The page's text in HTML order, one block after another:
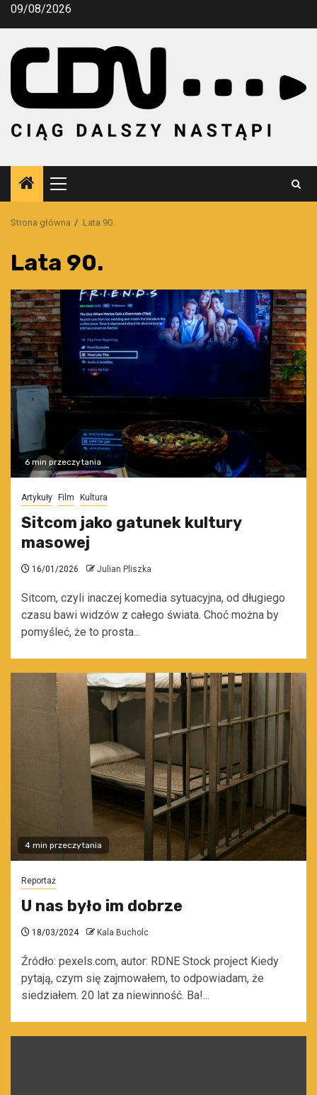
Przejdź
09/08/2026
Menu
główne
Strona główna Lata 90.
Lata 90.
6 min przeczytania
Artykuły Film Kultura
Sitcom jako gatunek kultury
masowej
16/01/2026 Julian Pliszka
Sitcom, czyli inaczej komedia sytuacyjna, od długiego
czasu bawi widzów z całego świata. Choć można by
pomyśleć, że to prosta...
4 min przeczytania
Reportaż
U nas było im dobrze
18/03/2024 Kala Bucholc
Źródło: pexels.com, autor: RDNE Stock project Kiedy
pytają, czym się zajmowałem, to odpowiadam, że
siedziałem. 20 lat za niewinność. Ba!...